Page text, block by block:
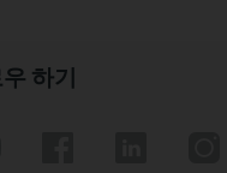
하기